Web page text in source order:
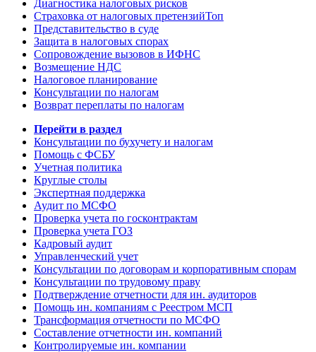
Диагностика налоговых рисков
Страховка от налоговых претензийТоп
Представительство в суде
Защита в налоговых спорах
Сопровождение вызовов в ИФНС
Возмещение НДС
Налоговое планирование
Консультации по налогам
Возврат переплаты по налогам
Перейти в раздел
Консультации по бухучету и налогам
Помощь с ФСБУ
Учетная политика
Круглые столы
Экспертная поддержка
Аудит по МСФО
Проверка учета по госконтрактам
Проверка учета ГОЗ
Кадровый аудит
Управленческий учет
Консультации по договорам и корпоративным спорам
Консультации по трудовому праву
Подтверждение отчетности для ин. аудиторов
Помощь ин. компаниям с Реестром МСП
Трансформация отчетности по МСФО
Составление отчетности ин. компаний
Контролируемые ин. компании